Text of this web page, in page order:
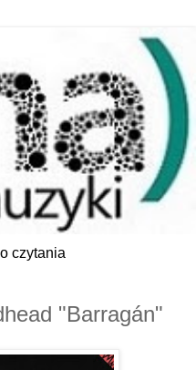
czytania
"Barragán"